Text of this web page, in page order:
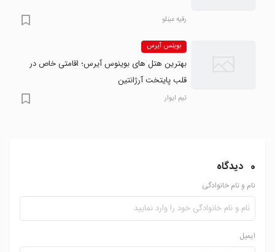
رقیه عینلو
بوینس آیرس
بهترین هتل های بوینوس آیرس؛ اقامتی خاص در
قلب پایتخت آرژانتین
تیم ایوار
0 دیدگاه
نام و نام خانوادگی
ایمیل